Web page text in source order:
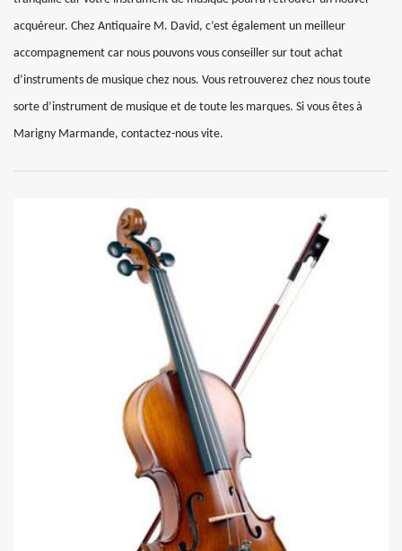
acquéreur. Chez Antiquaire M. David, c’est également un meilleur
accompagnement car nous pouvons vous conseiller sur tout achat
d’instruments de musique chez nous. Vous retrouverez chez nous toute
sorte d’instrument de musique et de toute les marques. Si vous êtes à
Marigny Marmande, contactez-nous vite.